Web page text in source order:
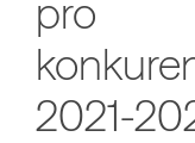
pro
2021-